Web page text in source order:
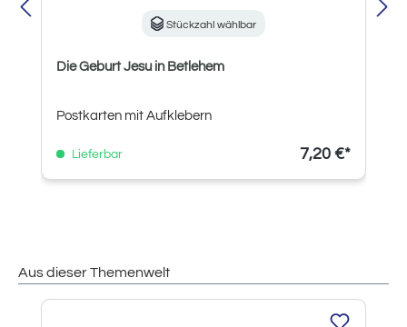
Stückzahl wählbar
Die Geburt Jesu in Betlehem
Postkarten mit Aufklebern
Lieferbar 7,20 €*
Aus dieser Themenwelt
Produktgalerie überspringen